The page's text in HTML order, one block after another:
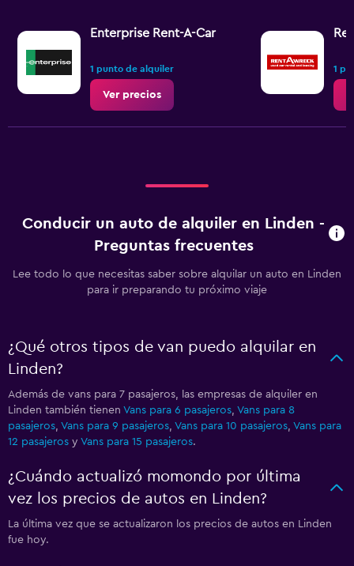
Enterprise Rent-A-Car
1 punto de alquiler
Ver precios
1
Conducir un auto de alquiler en Linden -
Preguntas frecuentes
Lee todo lo que necesitas saber sobre alquilar un auto en Linden
para ir preparando tu próximo viaje
¿Qué otros tipos de van puedo alquilar en
Linden?
Además de vans para 7 pasajeros, las empresas de alquiler en
Linden también tienen Vans para 6 pasajeros, Vans para 8
pasajeros, Vans para 9 pasajeros, Vans para 10 pasajeros, Vans para
12 pasajeros y Vans para 15 pasajeros.
¿Cuándo actualizó momondo por última
vez los precios de autos en Linden?
La última vez que se actualizaron los precios de autos en Linden
fue hoy.